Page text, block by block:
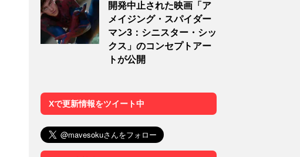
開発中止された映画「ア
メイジング・スパイダー
マン3：シニスター・シッ
クス」のコンセプトアー
トが公開
Xで更新情報をツイート中